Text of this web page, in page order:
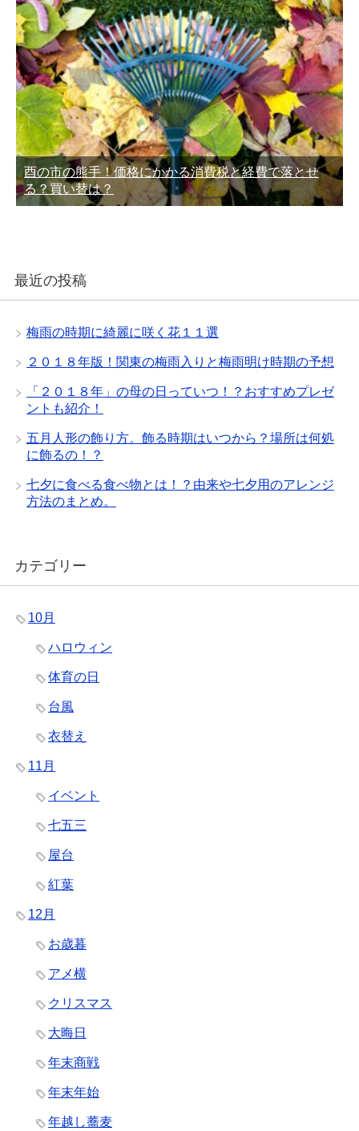
酉の市の熊手！価格にかかる消費税と経費で落とせ
る？買い替は？
最近の投稿
梅雨の時期に綺麗に咲く花１１選
２０１８年版！関東の梅雨入りと梅雨明け時期の予想
「２０１８年」の母の日っていつ！？おすすめプレゼ
ントも紹介！
五月人形の飾り方。飾る時期はいつから？場所は何処
に飾るの！？
七夕に食べる食べ物とは！？由来や七夕用のアレンジ
方法のまとめ。
カテゴリー
10月
ハロウィン
体育の日
台風
衣替え
11月
イベント
七五三
屋台
紅葉
12月
お歳暮
アメ横
クリスマス
大晦日
年末商戦
年末年始
年越し蕎麦